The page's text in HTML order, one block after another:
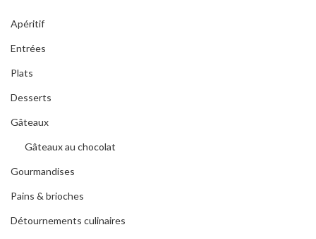
Apéritif
Entrées
Plats
Desserts
Gâteaux
Gâteaux au chocolat
Gourmandises
Pains & brioches
Détournements culinaires